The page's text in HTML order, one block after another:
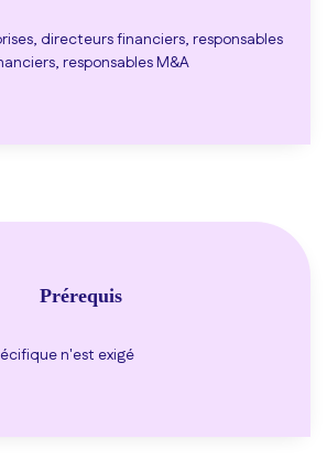
directeurs financiers, responsables
responsables M&A
Prérequis
n'est exigé